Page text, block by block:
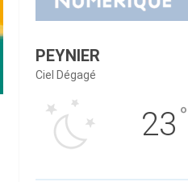
PEYNIER
Ciel Dégagé
23 °